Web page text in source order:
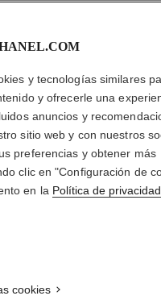
quilates
y tecnologías similares
y ofrecerle una
anuncios y
sitio web y con nuestros
preferencias y obtener más
clic en "Configuración de
en la Política de privacidad
cookies